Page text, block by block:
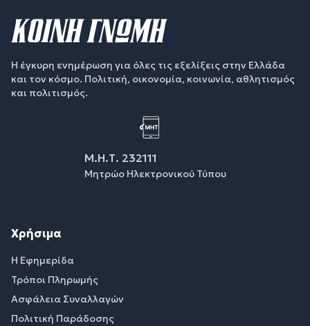
Η έγκυρη ενημέρωση για όλες τις εξελίξεις στην Ελλάδα
και τον κόσμο. Πολιτική, οικονομία, κοινωνία, αθλητισμός
και πολιτισμός.
Μ.Η.Τ. 232111
Μητρώο Ηλεκτρονικού Τύπου
Χρήσιμα
Η Εφημερίδα
Τρόποι Πληρωμής
Ασφάλεια Συναλλαγών
Πολιτική Παράδοσης